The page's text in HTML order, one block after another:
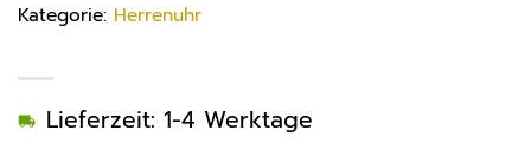
Lieferzeit: 1-4 Werktage
Kategorie: Herrenuhr